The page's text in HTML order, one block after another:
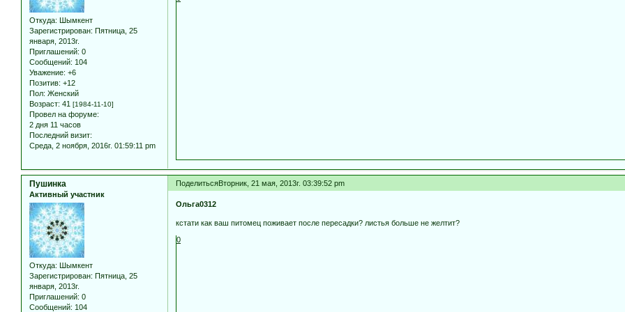
Откуда: Шымкент
Зарегистрирован: Пятница, 25
января, 2013г.
Приглашений: 0
Сообщений: 104
Уважение: +6
Позитив: +12
Пол: Женский
Возраст: 41 [1984-11-10]
Провел на форуме:
2 дня 11 часов
Последний визит:
Среда, 2 ноября, 2016г. 01:59:11 pm
ПоделитьсяВторник, 21 мая, 2013г. 03:39:52 pm
Пушинка
Активный участник
Откуда: Шымкент
Зарегистрирован: Пятница, 25
января, 2013г.
Приглашений: 0
Сообщений: 104
Ольга0312
кстати как ваш питомец поживает после пересадки? листья больше не желтит?
0